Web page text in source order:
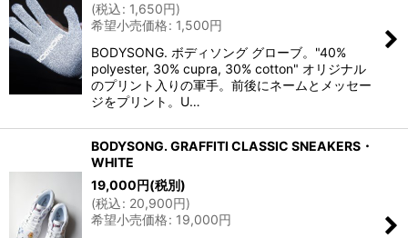
(税込: 1,650円)
希望小売価格: 1,500円
BODYSONG. ボディソング グローブ。"40%
polyester, 30% cupra, 30% cotton" オリジナル
のプリント入りの軍手。前後にネームとメッセー
ジをプリント。U…
BODYSONG. GRAFFITI CLASSIC SNEAKERS・
WHITE
19,000円(税別)
(税込: 20,900円)
希望小売価格: 19,000円